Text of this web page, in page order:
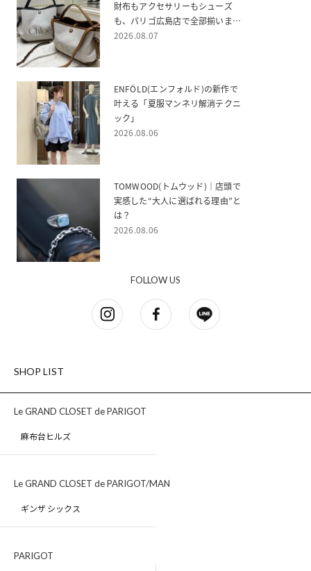
財布もアクセサリーもシューズ
も、パリゴ広島店で全部揃いま
す！
2026.08.07
ENFÖLD(エンフォルド)の新作で
叶える「夏服マンネリ解消テクニ
ック」
2026.08.06
TOMWOOD(トムウッド)｜店頭で
実感した“大人に選ばれる理由”と
は？
2026.08.06
FOLLOW US
SHOP LIST
Le GRAND CLOSET de PARIGOT
麻布台ヒルズ
Le GRAND CLOSET de PARIGOT/MAN
ギンザ シックス
PARIGOT